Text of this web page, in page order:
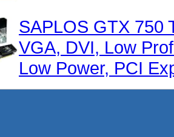
SAPLOS GTX 750
VGA, DVI, Low
Low Power, PCI